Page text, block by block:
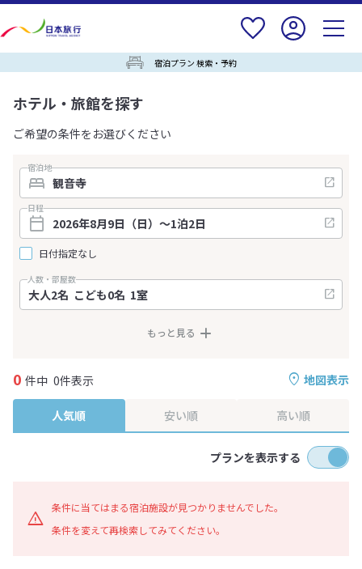
宿泊プラン 検索・予約
ホテル・旅館を探す
ご希望の条件をお選びください
宿泊地
日程
日付指定なし
人数・部屋数
もっと見る
地図表示
0 件中 0件表示
人気順 安い順 高い順
プランを表示する
条件に当てはまる宿泊施設が見つかりませんでした。
条件を変えて再検索してみてください。